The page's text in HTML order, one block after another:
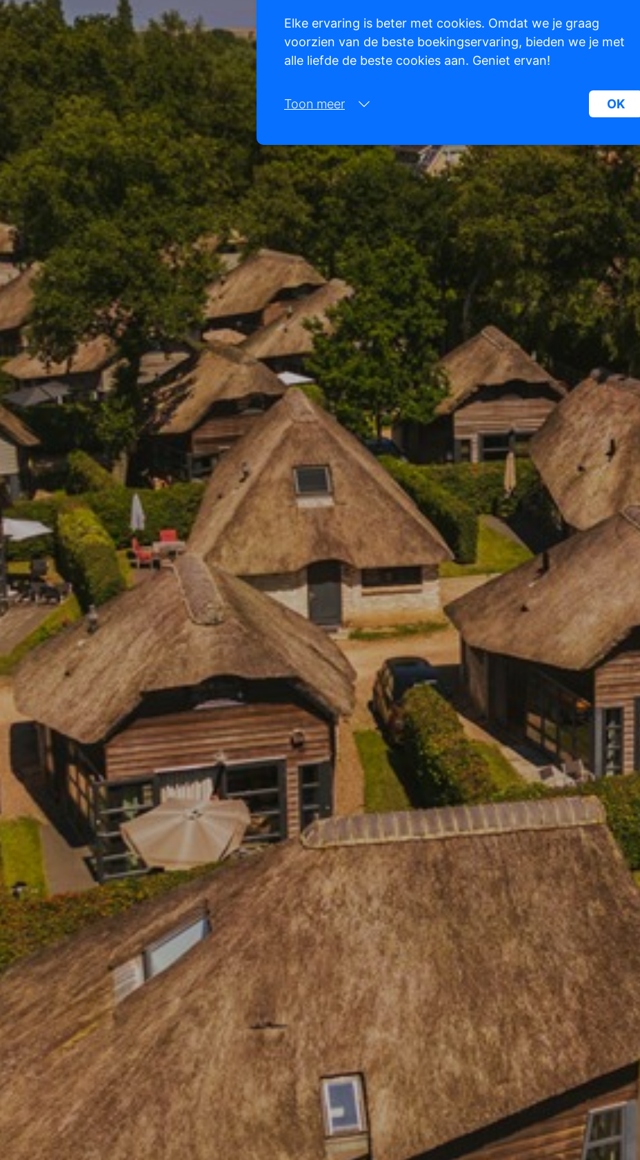
Elke ervaring is beter met cookies. Omdat we je graag
voorzien van de beste boekingservaring, bieden we je met
alle liefde de beste cookies aan. Geniet ervan!
Toon meer OK
Noodzakelijk:
Noodzakelijke cookies helpen een website bruikbaarder te maken, door
basisfuncties als paginanavigatie en toegang tot beveiligde gedeelten van
de website mogelijk te maken. Zonder deze cookies kan de website niet
naar behoren werken.
Marketing:
Deze site gebruikt cookies en Google technologieën om het siteverkeer te
analyseren. Het doel van marketingcookies is advertenties weergeven die
zijn afgestemd op en relevant zijn voor de individuele gebruiker. Deze
advertenties worden zo waardevoller voor uitgevers en externe
adverteerders.